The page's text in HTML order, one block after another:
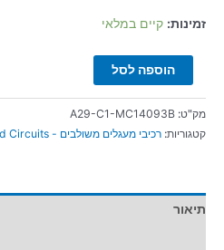
זמינות: קיים במלאי
הוספה לסל
מק"ט: A29-C1-MC14093B
קטגוריות: רכיבי מעגלים משולבים - Integrated Circuits
תיאור